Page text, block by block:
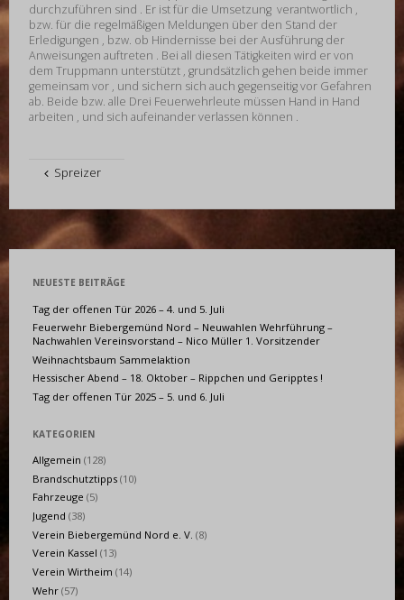
durchzuführen sind . Er ist für die Umsetzung verantwortlich ,
bzw. für die regelmäßigen Meldungen über den Stand der
Erledigungen , bzw. ob Hindernisse bei der Ausführung der
Anweisungen auftreten . Bei all diesen Tätigkeiten wird er von
dem Truppmann unterstützt , grundsätzlich gehen beide immer
gemeinsam vor , und sichern sich auch gegenseitig vor Gefahren
ab. Beide bzw. alle Drei Feuerwehrleute müssen Hand in Hand
arbeiten , und sich aufeinander verlassen können .
Spreizer
NEUESTE BEITRÄGE
Tag der offenen Tür 2026 – 4. und 5. Juli
Feuerwehr Biebergemünd Nord – Neuwahlen Wehrführung –
Nachwahlen Vereinsvorstand – Nico Müller 1. Vorsitzender
Weihnachtsbaum Sammelaktion
Hessischer Abend – 18. Oktober – Rippchen und Geripptes !
Tag der offenen Tür 2025 – 5. und 6. Juli
KATEGORIEN
Allgemein (128)
Brandschutztipps (10)
Fahrzeuge (5)
Jugend (38)
Verein Biebergemünd Nord e. V. (8)
Verein Kassel (13)
Verein Wirtheim (14)
Wehr (57)